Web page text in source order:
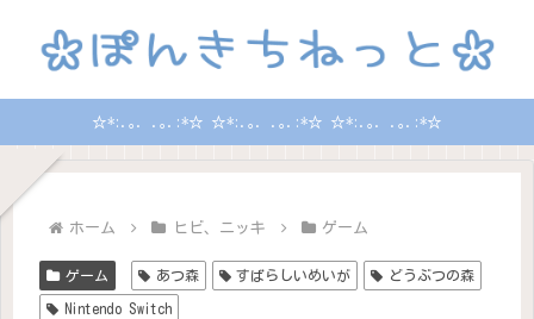
☆*:.｡. .｡.:*☆ ☆*:.｡. .｡.:*☆ ☆*:.｡. .｡.:*☆
ホーム ヒビ、ニッキ ゲーム
ゲーム あつ森 すばらしいめいが どうぶつの森
Nintendo Switch